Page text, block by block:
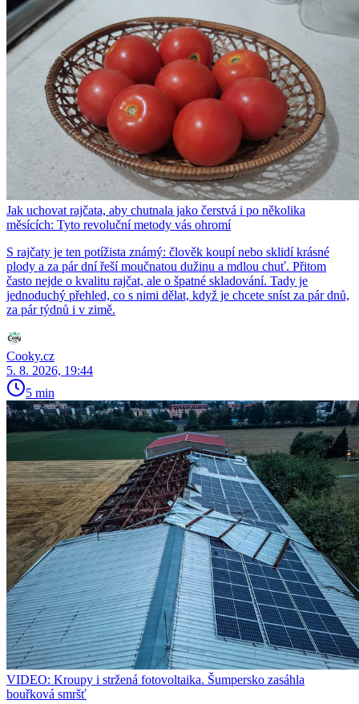
Jak uchovat rajčata, aby chutnala jako čerstvá i po několika
měsících: Tyto revoluční metody vás ohromí
S rajčaty je ten potížista známý: člověk koupí nebo sklidí krásné
plody a za pár dní řeší moučnatou dužinu a mdlou chuť. Přitom
často nejde o kvalitu rajčat, ale o špatné skladování. Tady je
jednoduchý přehled, co s nimi dělat, když je chcete sníst za pár dnů,
za pár týdnů i v zimě.
Cooky.cz
5. 8. 2026, 19:44
5 min
VIDEO: Kroupy i stržená fotovoltaika. Šumpersko zasáhla
bouřková smršť